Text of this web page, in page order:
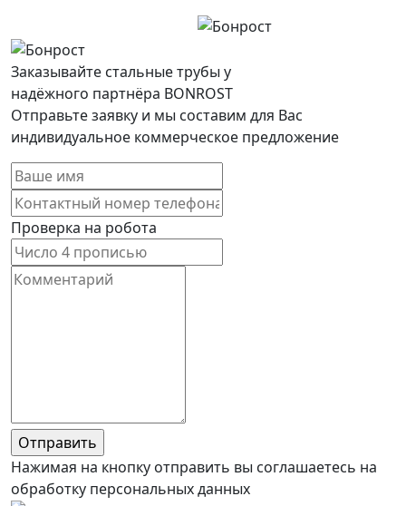
Заказывайте стальные трубы у
надёжного партнёра BONROST
Отправьте заявку и мы составим для Вас
индивидуальное коммерческое предложение
Проверка на робота
Нажимая на кнопку отправить вы соглашаетесь на
обработку персональных данных